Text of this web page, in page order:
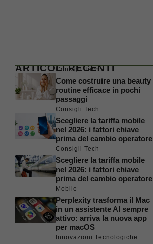
ARTICOLI RECENTI
Consigli Tech
Come costruire una beauty
routine efficace in pochi
passaggi
Consigli Tech
Scegliere la tariffa mobile
nel 2026: i fattori chiave
prima del cambio operatore
Consigli Tech
Scegliere la tariffa mobile
nel 2026: i fattori chiave
prima del cambio operatore
Mobile
Perplexity trasforma il Mac
in un assistente AI sempre
attivo: arriva la nuova app
per macOS
Innovazioni Tecnologiche